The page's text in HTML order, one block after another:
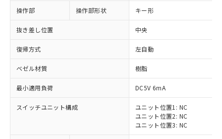
操作部 操作部形状 キー形
抜き差し位置 中央
復帰方式 左自動
ベゼル材質 樹脂
最小適用負荷 DC5V 6mA
スイッチユニット構成
ユニット位置1: NC
ユニット位置2: NC
ユニット位置3: NC